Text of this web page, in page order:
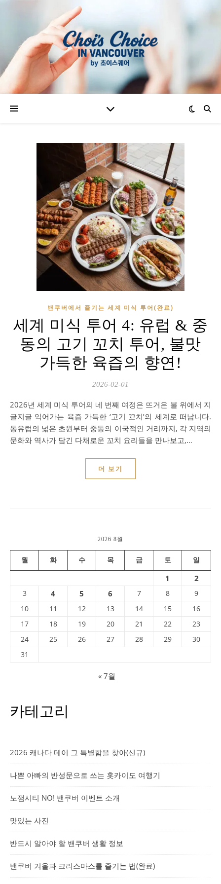
밴쿠버에서 즐기는 세계 미식 투어(완료)
세계 미식 투어 4: 유럽 & 중
동의 고기 꼬치 투어, 불맛
가득한 육즙의 향연!
2026-02-01
2026년 세계 미식 투어의 네 번째 여정은 뜨거운 불 위에서 지
글지글 익어가는 육즙 가득한 ‘고기 꼬치’의 세계로 떠납니다.
동유럽의 넓은 초원부터 중동의 이국적인 거리까지, 각 지역의
문화와 역사가 담긴 다채로운 꼬치 요리들을 만나보고,…
더 보기
2026 8월
월 화 수 목 금 토 일
1 2
3 4 5 6 7 8
9
10
11 12 13 14 15
16
17
18 19 20 21 22
23
24
25 26 27 28 29
30
31
« 7월
카테고리
2026 캐나다 데이 그 특별함을 찾아(신규)
나쁜 아빠의 반성문으로 쓰는 홋카이도 여행기
노잼시티 NO! 밴쿠버 이벤트 소개
맛있는 사진
반드시 알아야 할 밴쿠버 생활 정보
밴쿠버 겨울과 크리스마스를 즐기는 법(완료)